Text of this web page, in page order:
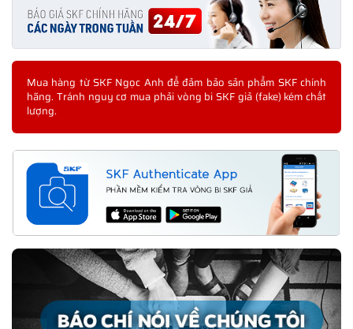
Mua hàng từ SKF Ngọc Anh để đảm bảo sản phẩm SKF chính
hãng. Tránh nguy cơ mua phải vòng bi SKF giả (fake) kém chất
lượng.